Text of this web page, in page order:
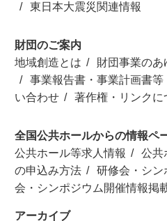
東日本大震災関連情報
財団のご案内
地域創造とは
財団事業のあ
事業報告書・事業計画書等
い合わせ
著作権・リンクに
全国公共ホールからの情報ペ
公共ホール等求人情報
公共
の申込み方法
研修会・シン
会・シンポジウム開催情報掲
アーカイブ